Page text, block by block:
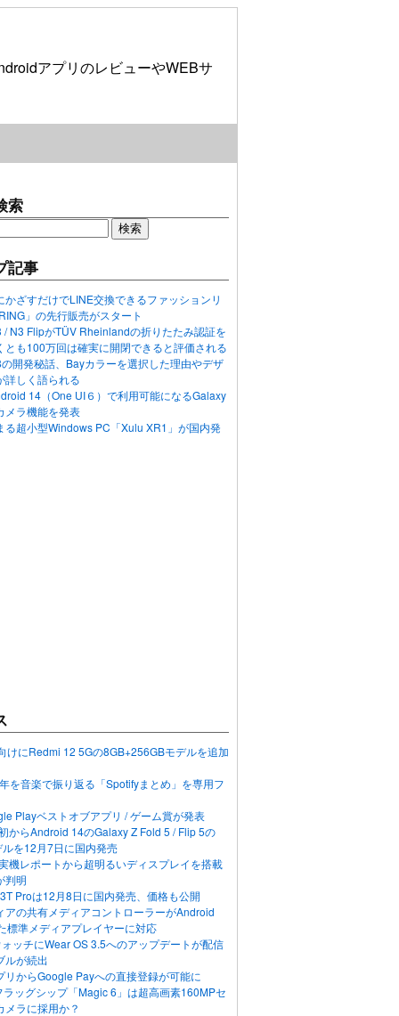
アプリのレビューやWEBサ
索
記事
かざすだけでLINE交換できるファッションリ
」の先行販売がスタート
/ N3 FlipがTÜV Rheinlandの折りたたみ認証を
とも100万回は確実に開閉できると評価される
開発秘話、Bayカラーを選択した理由やデザ
詳しく語られる
14（One UI６）で利用可能になるGalaxy
メラ機能を発表
る超小型Windows PC「Xulu XR1」が国内発
けにRedmi 12 5Gの8GB+256GBモデルを追加
を音楽で振り返る「Spotifyまとめ」を専用フ
Playベストオブアプリ / ゲーム賞が発表
からAndroid 14のGalaxy Z Fold 5 / Flip 5の
を12月7日に国内発売
機レポートから超明るいディスプレイを搭載
判明
Proは12月8日に国内発売、価格も公開
アの共有メディアコントローラーがAndroid
標準メディアプレイヤーに対応
ッチにWear OS 3.5へのアップデートが配信
ルが続出
リからGoogle Payへの直接登録が可能に
ッグシップ「Magic 6」は超高画素160MPセ
メラに採用か？